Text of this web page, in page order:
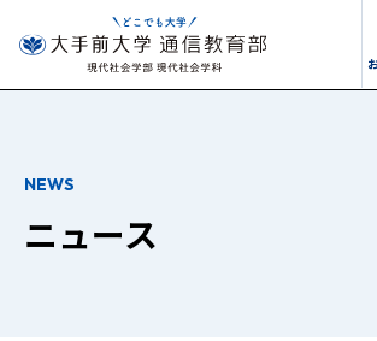
NEWS
ニュース